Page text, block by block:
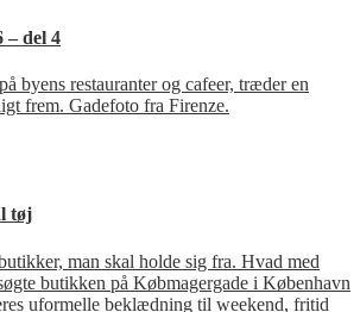
– del 4
byens restauranter og cafeer, træder en
frem. Gadefoto fra Firenze.
tøj
man skal holde sig fra. Hvad med
butikken på Købmagergade i København
uformelle beklædning til weekend, fritid